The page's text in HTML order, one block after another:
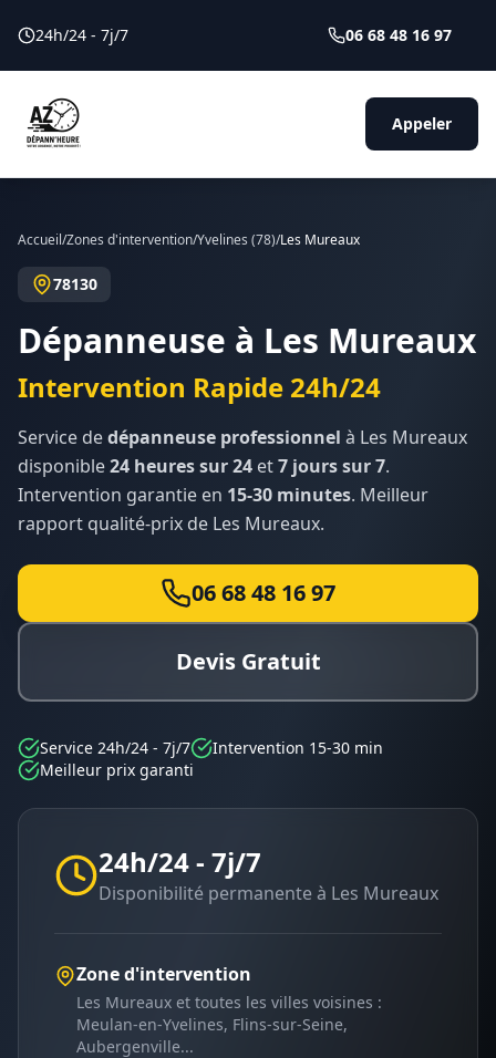
24h/24 - 7j/7 06 68 48 16 97
Appeler
Accueil/Zones d'intervention/Yvelines (78)/Les Mureaux
78130
Dépanneuse à Les Mureaux
Intervention Rapide 24h/24
Service dedépanneuse professionnel à Les Mureaux
disponible24 heures sur 24 et7 jours sur 7.
Intervention garantie en 15-30 minutes. Meilleur
rapport qualité-prix de Les Mureaux.
06 68 48 16 97
Devis Gratuit
Service 24h/24 - 7j/7
Intervention 15-30 min
Meilleur prix garanti
24h/24 - 7j/7
Disponibilité permanente à Les Mureaux
Zone d'intervention
Les Mureaux et toutes les villes voisines :
Meulan-en-Yvelines, Flins-sur-Seine,
Aubergenville...